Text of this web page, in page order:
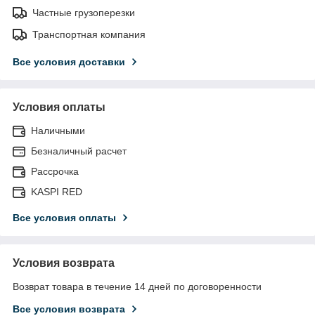
Частные грузоперезки
Транспортная компания
Все условия доставки
Условия оплаты
Наличными
Безналичный расчет
Рассрочка
KASPI RED
Все условия оплаты
Условия возврата
Возврат товара в течение 14 дней по договоренности
Все условия возврата